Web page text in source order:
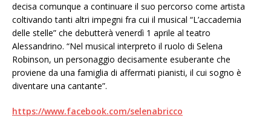
decisa comunque a continuare il suo percorso come artista
coltivando tanti altri impegni fra cui il musical “L’accademia
delle stelle” che debutterà venerdì 1 aprile al teatro
Alessandrino. “Nel musical interpreto il ruolo di Selena
Robinson, un personaggio decisamente esuberante che
proviene da una famiglia di affermati pianisti, il cui sogno è
diventare una cantante”.
https://www.facebook.com/selenabricco